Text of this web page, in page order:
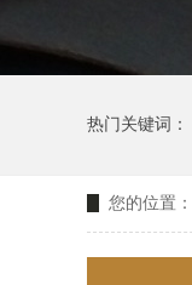
热门关键词：
您的位置：